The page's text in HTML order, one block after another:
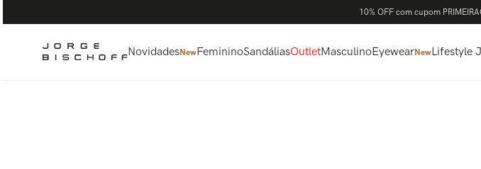
10% OFF com cupom
NovidadesNewFemininoSandáliasOutletMasculinoEyewearNewLifestyle
1º bolsa
scarpin